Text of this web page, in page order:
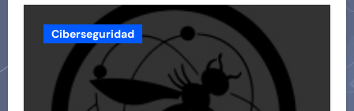
Ciberseguridad